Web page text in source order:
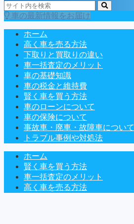
車の最新情報をお届け
ホーム
高く車を売る方法
下取りと買取りの違い
車一括査定のメリット
車の基礎知識
車の税金と維持費
賢く車を買う方法
車のローンについて
車の保険について
事故車・廃車・故障車について
トラブル事例や対処法
ホーム
賢く車を買う方法
車一括査定のメリット
高く車を売る方法